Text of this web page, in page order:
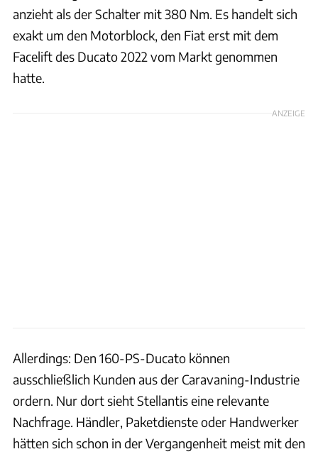
anzieht als der Schalter mit 380 Nm. Es handelt sich
exakt um den Motorblock, den Fiat erst mit dem
Facelift des Ducato 2022 vom Markt genommen
hatte.
ANZEIGE
Allerdings: Den 160-PS-Ducato können
ausschließlich Kunden aus der Caravaning-Industrie
ordern. Nur dort sieht Stellantis eine relevante
Nachfrage. Händler, Paketdienste oder Handwerker
hätten sich schon in der Vergangenheit meist mit den